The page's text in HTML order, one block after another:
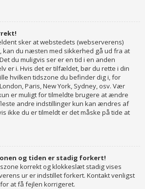
sker at webstedets (webserverens)
kan du næsten med sikkerhed gå ud fra at
du muligvis ser er en tid i en anden
er i. Hvis det er tilfældet, bør du rette i din
hvilken tidszone du befinder dig i, for
Paris, New York, Sydney, osv. Vær
er muligt for tilmeldte brugere at ændre
andre indstillinger kun kan ændres af
ikke du er tilmeldt er det måske på tide at
og tiden er stadig forkert!
korrekt og klokkeslæt stadig vises
ur er indstillet forkert. Kontakt venligst
at få fejlen korrigeret.